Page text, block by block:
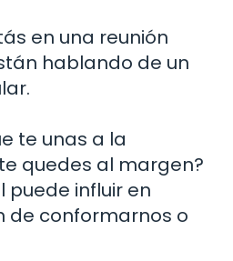
en una reunión
hablando de un
te unas a la
quedes al margen?
puede influir en
de conformarnos o